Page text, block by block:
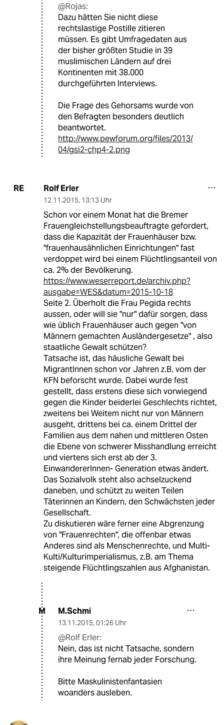
@Rojas:
Dazu hätten Sie nicht diese
rechtslastige Postille zitieren
müssen. Es gibt Umfragedaten aus
der bisher größten Studie in 39
muslimischen Ländern auf drei
Kontinenten mit 38.000
durchgeführten Interviews.
Die Frage des Gehorsams wurde von
den Befragten besonders deutlich
beantwortet.
http://www.pewforum.org/files/2013/
04/gsi2-chp4-2.png
RE Rolf Erler
12.11.2015, 13:13 Uhr
Schon vor einem Monat hat die Bremer
Frauengleichstellungsbeauftragte gefordert,
dass die Kapazität der Frauenhäuser bzw.
"frauenhausähnlichen Einrichtungen" fast
verdoppet wird bei einem Flüchtlingsanteil von
ca. 2% der Bevölkerung.
https://www.weserreport.de/archiv.php?
ausgabe=WES&datum=2015-10-18
Seite 2. Überholt die Frau Pegida rechts
aussen, oder will sie "nur" dafür sorgen, dass
wie üblich Frauenhäuser auch gegen "von
Männern gemachten Ausländergesetze" , also
staatliche Gewalt schützen?
Tatsache ist, das häusliche Gewalt bei
MigrantInnen schon vor Jahren z.B. vom der
KFN beforscht wurde. Dabei wurde fest
gestellt, dass erstens diese sich vorwiegend
gegen die Kinder beiderlei Geschlechts richtet,
zweitens bei Weitem nicht nur von Männern
ausgeht, drittens bei ca. einem Drittel der
Familien aus dem nahen und mittleren Osten
die Ebene von schwerer Misshandlung erreicht
und viertens sich erst ab der 3.
EinwandererInnen- Generation etwas ändert.
Das Sozialvolk steht also achselzuckend
daneben, und schützt zu weiten Teilen
Täterinnen an Kindern, den Schwächsten jeder
Gesellschaft.
Zu diskutieren wäre ferner eine Abgrenzung
von "Frauenrechten", die offenbar etwas
Anderes sind als Menschenrechte, und Multi-
Kulti/Kulturimperialismus, z.B. am Thema
steigende Flüchtlingszahlen aus Afghanistan.
M M.Schmi
13.11.2015, 01:26 Uhr
@Rolf Erler:
Nein, das ist nicht Tatsache, sondern
ihre Meinung fernab jeder Forschung.
Bitte Maskulinistenfantasien
woanders ausleben.